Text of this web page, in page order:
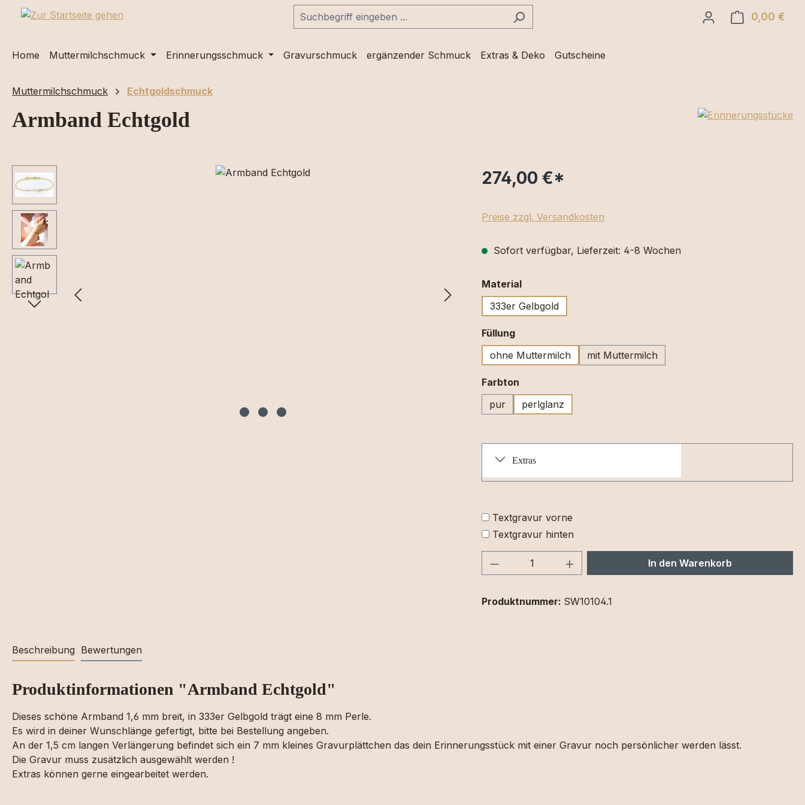
Hauptinhalt springen
Zur Suche springen
Zur Hauptnavigation springen 0,00 €
Home Muttermilchschmuck Erinnerungsschmuck Gravurschmuck ergänzender Schmuck Extras & Deko Gutscheine
Muttermilchschmuck Echtgoldschmuck
Armband Echtgold
Bildergalerie überspringen 274,00 €*
Preise zzgl. Versandkosten
Sofort verfügbar, Lieferzeit: 4-8 Wochen
Materialauswählen
333er Gelbgold
Füllungauswählen
ohne Muttermilch
mit Muttermilch
Farbton
pur
perlglanz
Extras
Textgravur vorne
Textgravur hinten
Produkt Anzahl: Gib den gewünschten Wert
In den Warenkorb
Produktnummer: SW10104.1
Beschreibung Bewertungen
Produktinformationen "Armband Echtgold"
Dieses schöne Armband 1,6 mm breit, in 333er Gelbgold trägt eine 8 mm Perle.
Es wird in deiner Wunschlänge gefertigt, bitte bei Bestellung angeben.
An der 1,5 cm langen Verlängerung befindet sich ein 7 mm kleines Gravurplättchen das dein Erinnerungsstück mit einer Gravur noch persönlicher werden lässt.
Die Gravur muss zusätzlich ausgewählt werden !
Extras können gerne eingearbeitet werden.